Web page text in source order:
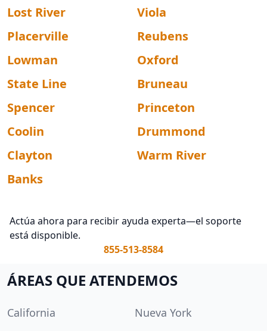
Lost River
Viola
Placerville
Reubens
Lowman
Oxford
State Line
Bruneau
Spencer
Princeton
Coolin
Drummond
Clayton
Warm River
Banks
Actúa ahora para recibir ayuda experta—el soporte
está disponible.
855-513-8584
ÁREAS QUE ATENDEMOS
California
Nueva York